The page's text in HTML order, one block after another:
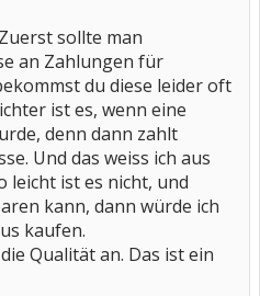
sollte man
an Zahlungen für
du diese leider oft
ist es, wenn eine
denn dann zahlt
Und das weiss ich aus
leicht ist es nicht, und
kann, dann würde ich
kaufen.
Qualität an. Das ist ein